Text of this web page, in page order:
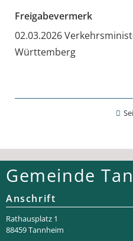
Freigabevermerk
02.03.2026
Württemberg
Gemeinde
Anschrift
Rathaus­platz 1
88459 Tannheim